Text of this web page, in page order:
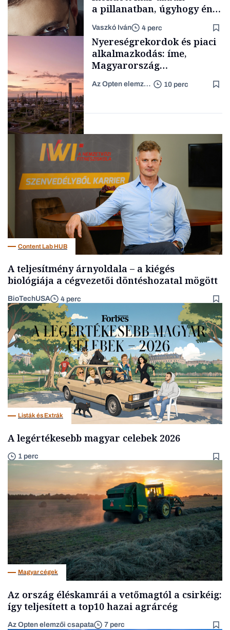
TÁMOGATÓI
Forbes-sztori
a pillanatban, úgyhogy én
a legsarkosabb
gondolataimat akartam
kimondani
Vaszkó Iván 4 perc
Magyar cégek
Nyereségrekordok és piaci
alkalmazkodás: íme,
Magyarország
Az Opten elemzői csapata 10 perc
Content Lab HUB
A teljesítmény árnyoldala – a kiégés
biológiája a cégvezetői döntéshozatal mögött
BioTechUSA 4 perc
Listák és Extrák
A legértékesebb magyar celebek 2026
1 perc
Magyar cégek
Az ország éléskamrái a vetőmagtól a csirkéig:
így teljesített a top10 hazai agrárcég
Az Opten elemzői csapata 7 perc